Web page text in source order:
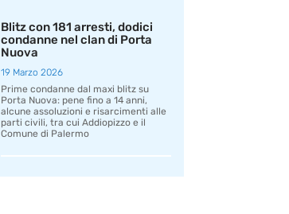
Blitz con 181 arresti, dodici
condanne nel clan di Porta
Nuova
19 Marzo 2026
Prime condanne dal maxi blitz su
Porta Nuova: pene fino a 14 anni,
alcune assoluzioni e risarcimenti alle
parti civili, tra cui Addiopizzo e il
Comune di Palermo